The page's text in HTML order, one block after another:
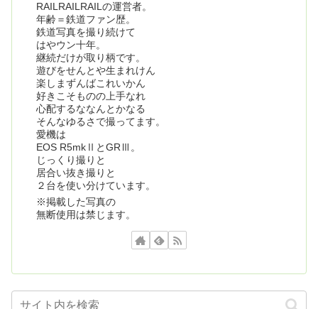
RAILRAILRAILの運営者。
年齢＝鉄道ファン歴。
鉄道写真を撮り続けて
はやウン十年。
継続だけが取り柄です。
遊びをせんとや生まれけん
楽しまずんばこれいかん
好きこそものの上手なれ
心配するななんとかなる
そんなゆるさで撮ってます。
愛機は
EOS R5mkⅡとGRⅢ。
じっくり撮りと
居合い抜き撮りと
２台を使い分けています。
※掲載した写真の
無断使用は禁じます。